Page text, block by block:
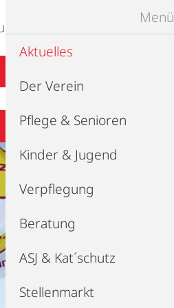
Menü
Aktuelles
Der Verein
Pflege & Senioren
Kinder & Jugend
Verpflegung
Beratung
ASJ & Kat´schutz
Stellenmarkt